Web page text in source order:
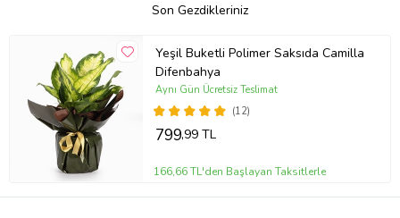
Son Gezdikleriniz
Yeşil Buketli Polimer Saksıda Camilla
Difenbahya
(12)
Aynı Gün Ücretsiz Teslimat
799,99 TL
166,66 TL'den Başlayan Taksitlerle